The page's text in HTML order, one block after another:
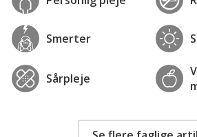
Smerter
Sårpleje